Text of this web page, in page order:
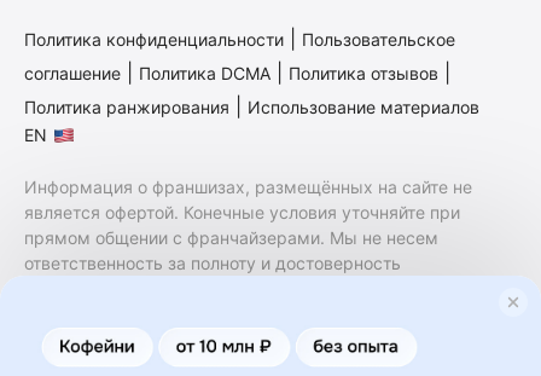
Политика конфиденциальности
Пользовательское
соглашение
Политика DCMA Политика отзывов
Политика ранжирования
Использование материалов
EN
Информация о франшизах, размещённых на сайте не
является офертой. Конечные условия уточняйте при
прямом общении с франчайзерами. Мы не несем
ответственность за полноту и достоверность
финансовые услуги. Заключение договоров
коммерческой концессии (франчайзинга) осуществляется